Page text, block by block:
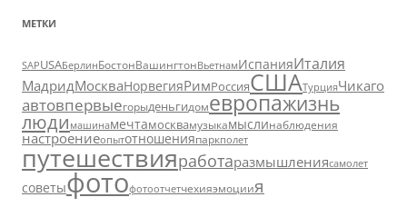
МЕТКИ
SAPUSAБерлинБостонВашингтонВьетнамИспанияИталия
МадридМоскваНорвегияРимРоссияСШАТурцияЧикаго
автовпервыегорыденьгидомевропажизнь
люди машинамечтамосквамузыкамыслинаблюдения
настроениеопытотношенияпаркполет
путешествияработаразмышлениясамолет
советыфотофотоотчетчехияэмоциия